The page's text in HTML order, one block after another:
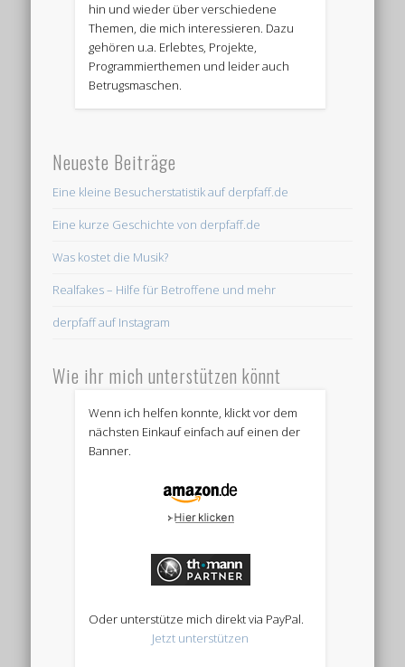
hin und wieder über verschiedene
Themen, die mich interessieren. Dazu
gehören u.a. Erlebtes, Projekte,
Programmierthemen und leider auch
Betrugsmaschen.
Neueste Beiträge
Eine kleine Besucherstatistik auf derpfaff.de
Eine kurze Geschichte von derpfaff.de
Was kostet die Musik?
Realfakes – Hilfe für Betroffene und mehr
derpfaff auf Instagram
Wie ihr mich unterstützen könnt
Wenn ich helfen konnte, klickt vor dem
nächsten Einkauf einfach auf einen der
Banner.
Oder unterstütze mich direkt via PayPal.
Jetzt unterstützen